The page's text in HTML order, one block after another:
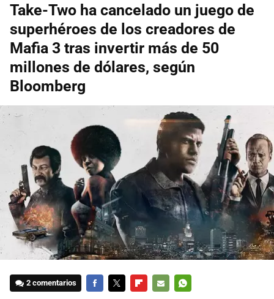
Take-Two ha cancelado un juego de
superhéroes de los creadores de
Mafia 3 tras invertir más de 50
millones de dólares, según
Bloomberg
2 comentarios